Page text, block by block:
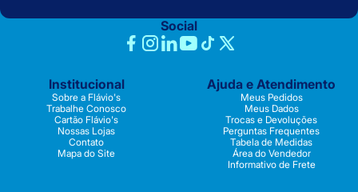
Social
Institucional
Sobre a Flávio's
Trabalhe Conosco
Cartão Flávio's
Nossas Lojas
Contato
Mapa do Site
Ajuda e Atendimento
Meus Pedidos
Meus Dados
Trocas e Devoluções
Perguntas Frequentes
Tabela de Medidas
Área do Vendedor
Informativo de Frete